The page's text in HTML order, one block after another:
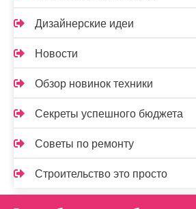
Дизайнерские идеи
Новости
Обзор новинок техники
Секреты успешного бюджета
Советы по ремонту
Строительство это просто